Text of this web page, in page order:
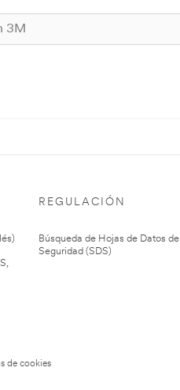
REGULACIÓN
Búsqueda de Hojas de Datos de
Seguridad (SDS)
de cookies